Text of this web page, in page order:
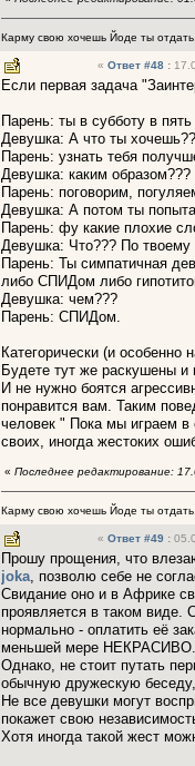
Карму свою хочешь Йоде ты
« Ответ #48 :
Если первая задача
Парень: ты в субботу в
Девушка: А что ты
Парень: узнать тебя
Девушка: каким образом???
Парень: поговорим,
Девушка: А потом ты
Парень: фу какие плохие
Девушка: Что??? По твоему
Парень: Ты симпатичная
либо СПИДом либо
Девушка: чем???
Парень: СПИДом.
Категорически (и
Будете тут же раскушены
И не нужно боятся
понравится вам. Таким
человек " Пока мы играем в
своих, иногда жестоких
« Последнее редактирование:
Карму свою хочешь Йоде ты
« Ответ #49 :
Прошу прощения, что
joka, позволю себе не
Свидание оно и в Африке
проявляется в таком виде.
нормально - оплатить её
меньшей мере НЕКРАСИВО.
Однако, не стоит путать
обычную дружескую
Не все девушки могут
покажет свою
Хотя иногда такой жест